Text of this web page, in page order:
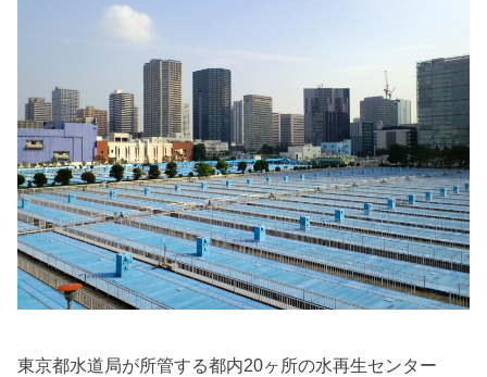
東京都水道局が所管する都内20ヶ所の水再生センター